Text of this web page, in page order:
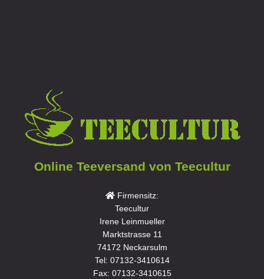
Online Teeversand von Teecultur
Firmensitz:
Teecultur
Irene Leinmueller
Marktstrasse 11
74172 Neckarsulm
Tel: 07132-3410614
Fax: 07132-3410615